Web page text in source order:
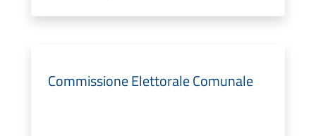
Commissione Elettorale Comunale